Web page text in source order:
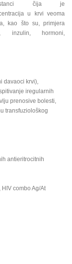
čija je
u krvi veoma
kao što su, primjera
inzulin, hormoni,
davaoci krvi),
iregularnih
prenosive bolesti,
transfuziološkog
antieritrocitnih
combo Ag/At